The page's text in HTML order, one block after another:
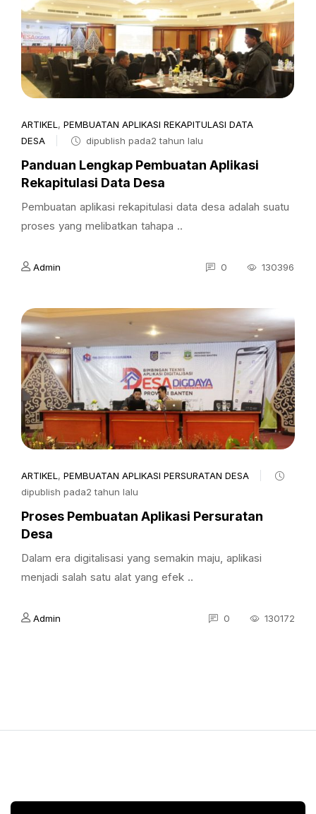
ARTIKEL , PEMBUATAN APLIKASI REKAPITULASI DATA
DESA
dipublish pada2 tahun lalu
Panduan Lengkap Pembuatan Aplikasi
Rekapitulasi Data Desa
Pembuatan aplikasi rekapitulasi data desa adalah suatu
proses yang melibatkan tahapa ..
Admin 0 130396
ARTIKEL , PEMBUATAN APLIKASI PERSURATAN DESA
dipublish pada2 tahun lalu
Proses Pembuatan Aplikasi Persuratan
Desa
Dalam era digitalisasi yang semakin maju, aplikasi
menjadi salah satu alat yang efek ..
Admin 0 130172